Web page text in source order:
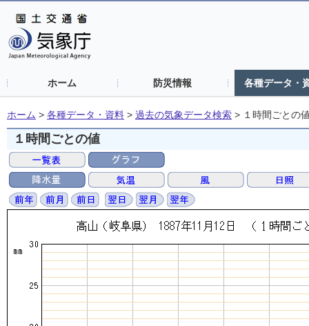
ホーム 防災情報 各種データ・
ホーム > 各種データ・資料 > 過去の気象データ検索 > １時間ごとの
１時間ごとの値